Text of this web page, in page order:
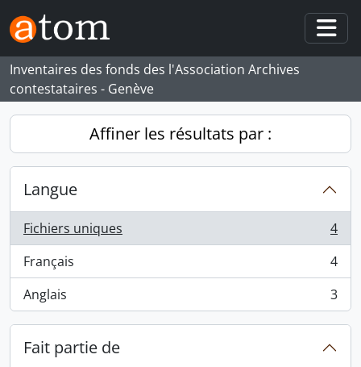
Skip to main content
Inventaires des fonds des l'Association Archives
contestataires - Genève
Affiner les résultats par :
Langue
Fichiers uniques
, 4 résultats
4
Français
, 4 résultats
4
Anglais
, 3 résultats 3
Fait partie de